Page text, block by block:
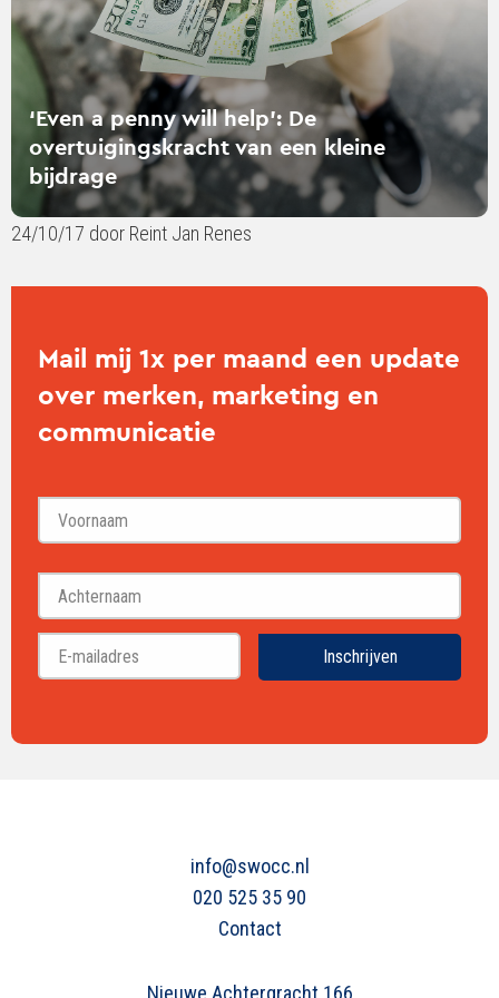
‘Even a penny will help’: De
overtuigingskracht van een kleine
bijdrage
24/10/17 door Reint Jan Renes
van
een
kleine
Mail mij 1x per maand een update
over merken, marketing en
communicatie
Voornaam
Achternaam
Inschrijven
info@swocc.nl
020 525 35 90
Contact